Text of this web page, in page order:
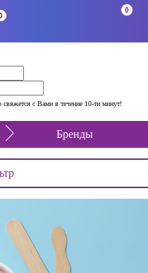
с Вами в течение 10-ти минут!
0
Бренды